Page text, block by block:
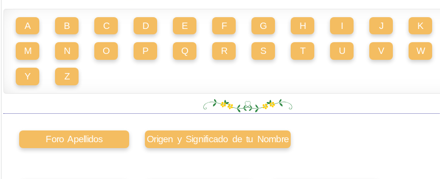
A B C D E F G H I J K
M N O P Q R S T U V W
Y Z
Foro Apellidos Origen y Significado de tu Nombre